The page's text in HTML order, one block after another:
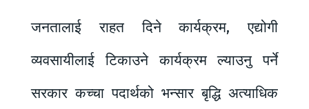
जनतालाई राहत दिने कार्यक्रम, एद्योगी
व्यवसायीलाई टिकाउने कार्यक्रम ल्याउनु पर्ने
सरकार कच्चा पदार्थको भन्सार बृद्धि अत्याधिक